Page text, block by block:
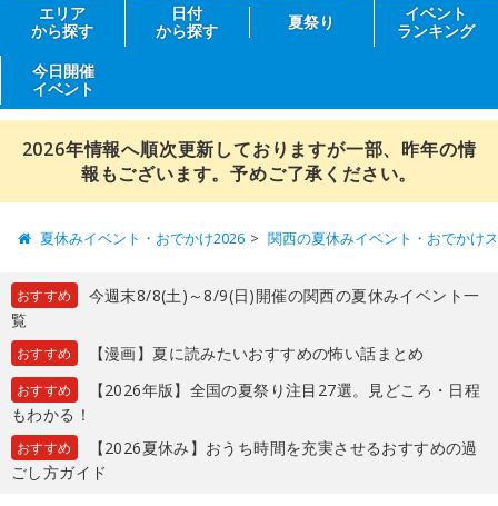
エリア
から探す
日付
から探す
夏祭り
イベント
ランキング
今日開催
イベント
2026年情報へ順次更新しておりますが一部、昨年の情
報もございます。予めご了承ください。
夏休みイベント・おでかけ2026 関西の夏休みイベント・おでかけ
おすすめ
今週末8/8(土)～8/9(日)開催の関西の夏休みイベント一
覧
おすすめ 【漫画】夏に読みたいおすすめの怖い話まとめ
おすすめ
【2026年版】全国の夏祭り注目27選。見どころ・日程
もわかる！
おすすめ
【2026夏休み】おうち時間を充実させるおすすめの過
ごし方ガイド